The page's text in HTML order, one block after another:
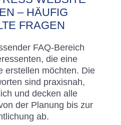
– HÄUFIG
FRAGEN
FAQ-Bereich
die eine
erstellen möchten. Die
sind praxisnah,
und decken alle
der Planung bis zur
ab.